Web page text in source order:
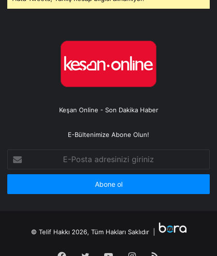
Keşan Online - Son Dakika Haber
E-Bültenimize Abone Olun!
Posta
adresinizi
© Telif Hakkı 2026, Tüm Hakları Saklıdır |